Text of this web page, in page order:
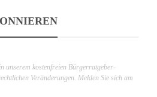
unserem kostenfreien Bürgerratgeber-
Veränderungen. Melden Sie sich am